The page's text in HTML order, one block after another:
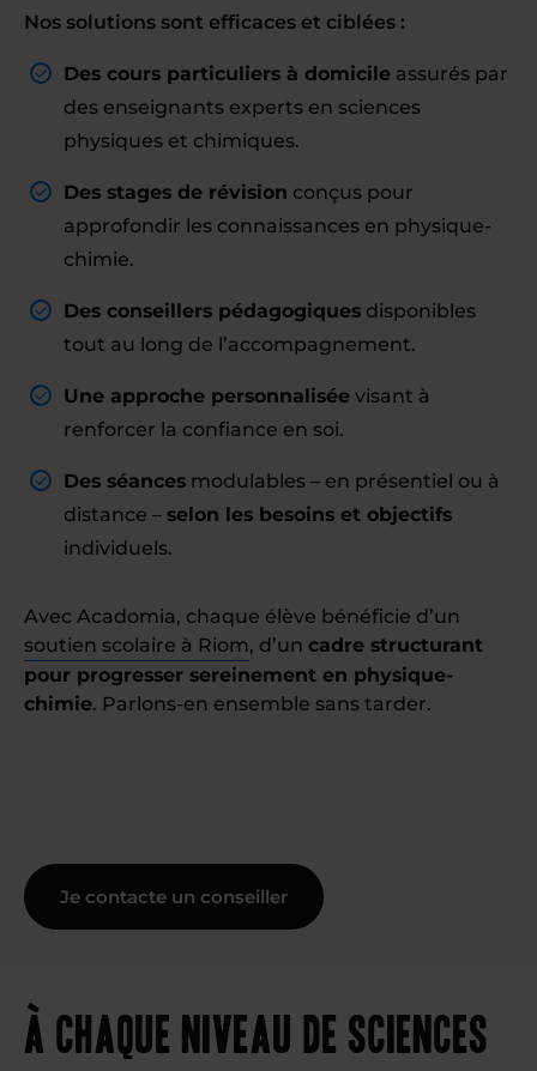
Nos solutions sont efficaces et ciblées :
Des cours particuliers à domicile assurés par
des enseignants experts en sciences
physiques et chimiques.
Des stages de révision conçus pour
approfondir les connaissances en physique-
chimie.
Des conseillers pédagogiques disponibles
tout au long de l’accompagnement.
Une approche personnalisée visant à
renforcer la confiance en soi.
Des séances modulables – en présentiel ou à
distance – selon les besoins et objectifs
individuels.
Avec Acadomia, chaque élève bénéficie d’un
soutien scolaire à Riom, d’un cadre structurant
pour progresser sereinement en physique-
chimie. Parlons-en ensemble sans tarder.
Je contacte un conseiller
À chaque niveau de sciences